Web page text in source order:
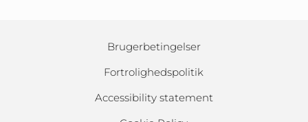
Brugerbetingelser
Fortrolighedspolitik
Accessibility statement